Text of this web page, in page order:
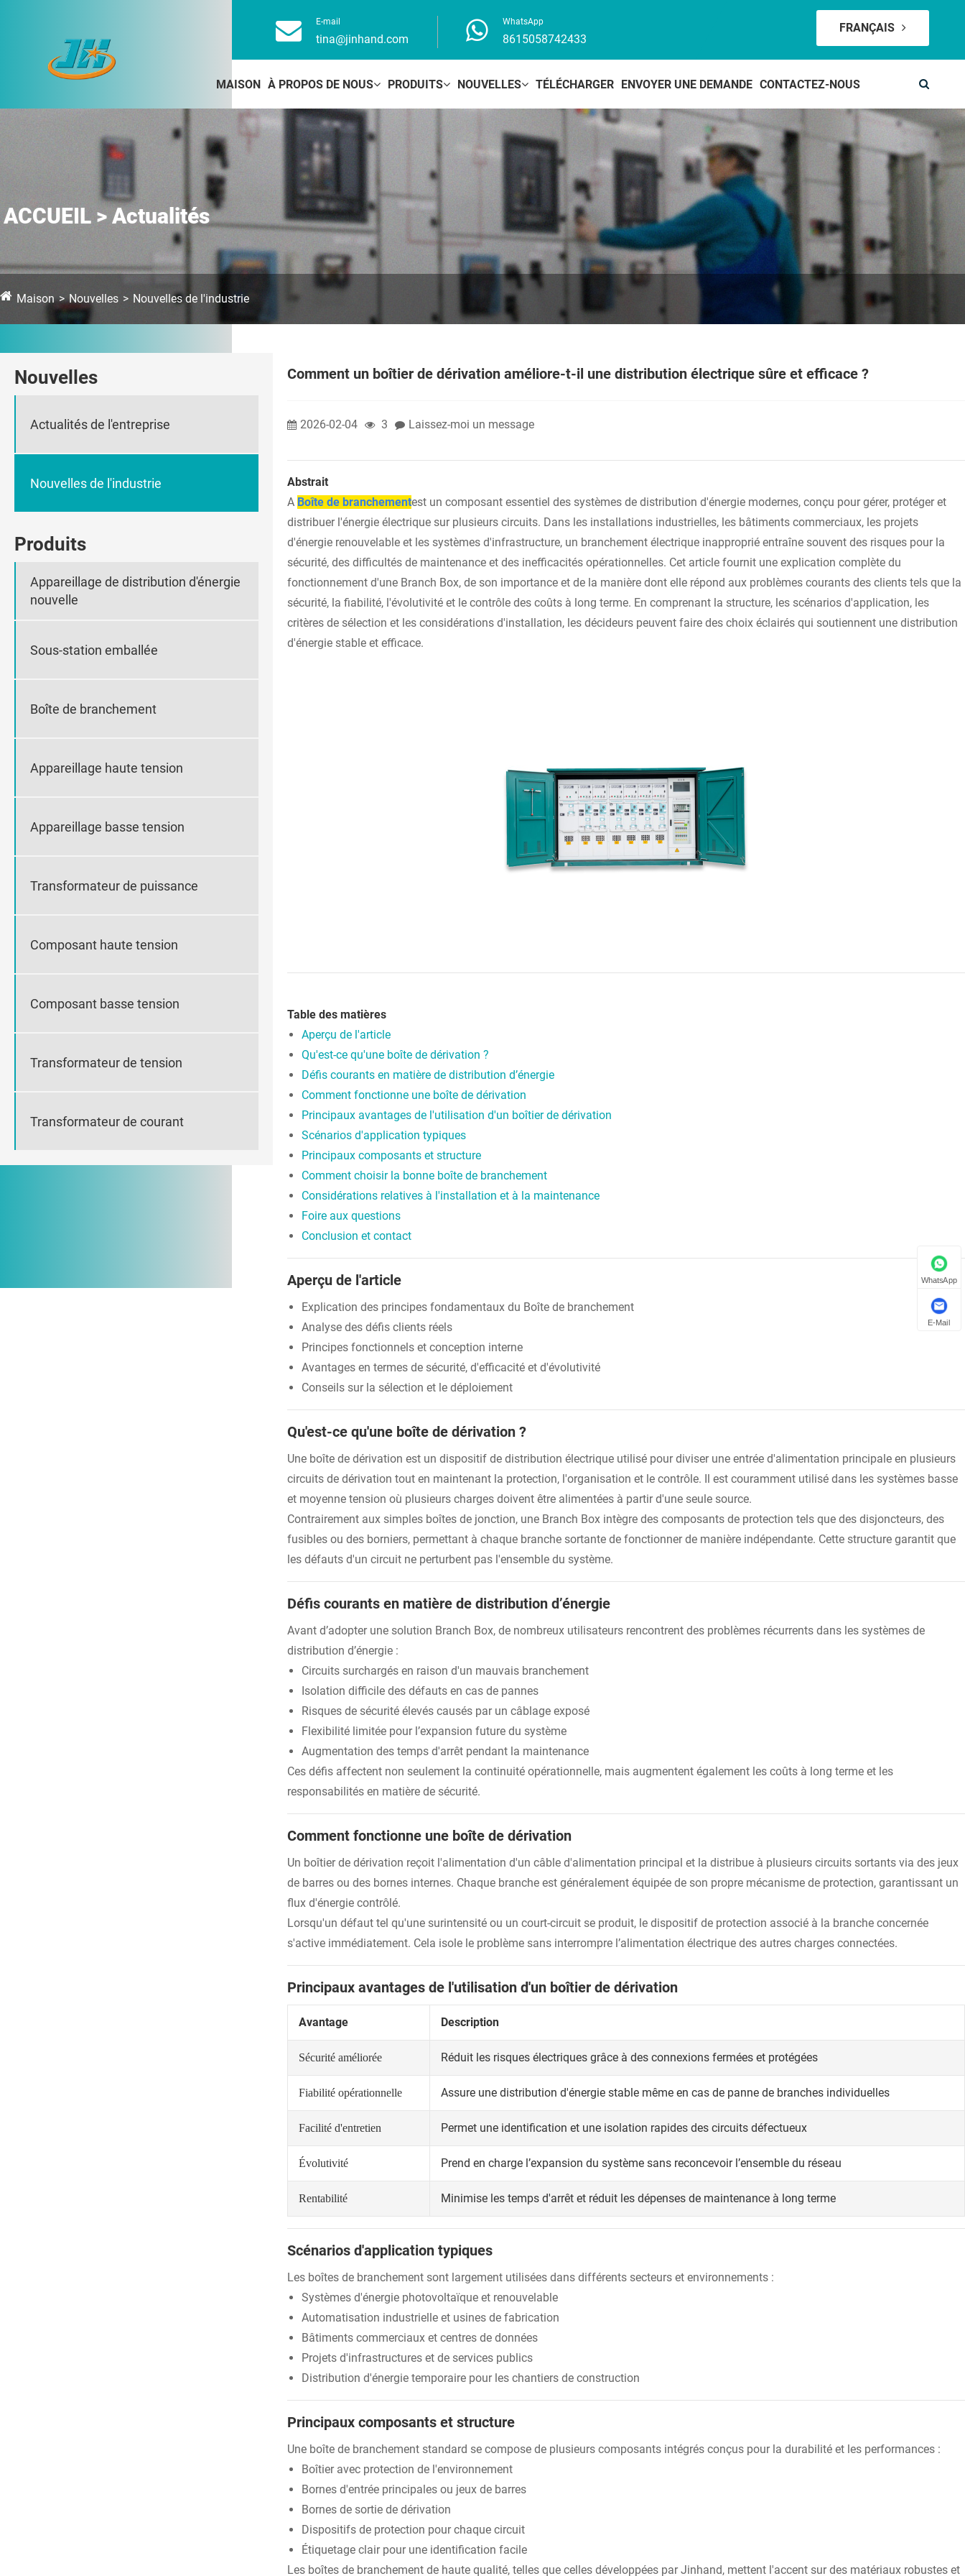
E-mail
tina@jinhand.com
WhatsApp
8615058742433
FRANÇAIS
MAISON À PROPOS DE NOUS PRODUITS NOUVELLES TÉLÉCHARGER ENVOYER UNE DEMANDE CONTACTEZ-NOUS
ACCUEIL > Actualités
Maison Nouvelles Nouvelles de l'industrie
Nouvelles
Actualités de l'entreprise
Nouvelles de l'industrie
Produits
Appareillage de distribution d'énergie
nouvelle
Sous-station emballée
Boîte de branchement
Appareillage haute tension
Appareillage basse tension
Transformateur de puissance
Composant haute tension
Composant basse tension
Transformateur de tension
Transformateur de courant
Comment un boîtier de dérivation améliore-t-il une distribution électrique sûre et efficace ?
2026-02-04 3 Laissez-moi un message
Abstrait
A Boîte de branchementest un composant essentiel des systèmes de distribution d'énergie modernes, conçu pour gérer, protéger et
distribuer l'énergie électrique sur plusieurs circuits. Dans les installations industrielles, les bâtiments commerciaux, les projets
d'énergie renouvelable et les systèmes d'infrastructure, un branchement électrique inapproprié entraîne souvent des risques pour la
sécurité, des difficultés de maintenance et des inefficacités opérationnelles. Cet article fournit une explication complète du
fonctionnement d'une Branch Box, de son importance et de la manière dont elle répond aux problèmes courants des clients tels que la
sécurité, la fiabilité, l'évolutivité et le contrôle des coûts à long terme. En comprenant la structure, les scénarios d'application, les
critères de sélection et les considérations d'installation, les décideurs peuvent faire des choix éclairés qui soutiennent une distribution
d'énergie stable et efficace.
Table des matières
Aperçu de l'article
Qu'est-ce qu'une boîte de dérivation ?
Défis courants en matière de distribution d’énergie
Comment fonctionne une boîte de dérivation
Principaux avantages de l'utilisation d'un boîtier de dérivation
Scénarios d'application typiques
Principaux composants et structure
Comment choisir la bonne boîte de branchement
Considérations relatives à l'installation et à la maintenance
Foire aux questions
Conclusion et contact
Aperçu de l'article
Explication des principes fondamentaux du Boîte de branchement
Analyse des défis clients réels
Principes fonctionnels et conception interne
Avantages en termes de sécurité, d'efficacité et d'évolutivité
Conseils sur la sélection et le déploiement
Qu'est-ce qu'une boîte de dérivation ?
Une boîte de dérivation est un dispositif de distribution électrique utilisé pour diviser une entrée d'alimentation principale en plusieurs
circuits de dérivation tout en maintenant la protection, l'organisation et le contrôle. Il est couramment utilisé dans les systèmes basse
et moyenne tension où plusieurs charges doivent être alimentées à partir d'une seule source.
Contrairement aux simples boîtes de jonction, une Branch Box intègre des composants de protection tels que des disjoncteurs, des
fusibles ou des borniers, permettant à chaque branche sortante de fonctionner de manière indépendante. Cette structure garantit que
les défauts d'un circuit ne perturbent pas l'ensemble du système.
Défis courants en matière de distribution d’énergie
Avant d’adopter une solution Branch Box, de nombreux utilisateurs rencontrent des problèmes récurrents dans les systèmes de
distribution d’énergie :
Circuits surchargés en raison d'un mauvais branchement
Isolation difficile des défauts en cas de pannes
Risques de sécurité élevés causés par un câblage exposé
Flexibilité limitée pour l’expansion future du système
Augmentation des temps d'arrêt pendant la maintenance
Ces défis affectent non seulement la continuité opérationnelle, mais augmentent également les coûts à long terme et les
responsabilités en matière de sécurité.
Comment fonctionne une boîte de dérivation
Un boîtier de dérivation reçoit l'alimentation d'un câble d'alimentation principal et la distribue à plusieurs circuits sortants via des jeux
de barres ou des bornes internes. Chaque branche est généralement équipée de son propre mécanisme de protection, garantissant un
flux d'énergie contrôlé.
Lorsqu'un défaut tel qu'une surintensité ou un court-circuit se produit, le dispositif de protection associé à la branche concernée
s'active immédiatement. Cela isole le problème sans interrompre l’alimentation électrique des autres charges connectées.
Principaux avantages de l'utilisation d'un boîtier de dérivation
Avantage Description
Sécurité améliorée Réduit les risques électriques grâce à des connexions fermées et protégées
Fiabilité opérationnelle Assure une distribution d'énergie stable même en cas de panne de branches individuelles
Facilité d'entretien Permet une identification et une isolation rapides des circuits défectueux
Évolutivité Prend en charge l’expansion du système sans reconcevoir l’ensemble du réseau
Rentabilité Minimise les temps d'arrêt et réduit les dépenses de maintenance à long terme
Scénarios d'application typiques
Les boîtes de branchement sont largement utilisées dans différents secteurs et environnements :
Systèmes d'énergie photovoltaïque et renouvelable
Automatisation industrielle et usines de fabrication
Bâtiments commerciaux et centres de données
Projets d'infrastructures et de services publics
Distribution d'énergie temporaire pour les chantiers de construction
Principaux composants et structure
Une boîte de branchement standard se compose de plusieurs composants intégrés conçus pour la durabilité et les performances :
Boîtier avec protection de l'environnement
Bornes d'entrée principales ou jeux de barres
Bornes de sortie de dérivation
Dispositifs de protection pour chaque circuit
Étiquetage clair pour une identification facile
Les boîtes de branchement de haute qualité, telles que celles développées par Jinhand, mettent l'accent sur des matériaux robustes et
WhatsApp
E-Mail